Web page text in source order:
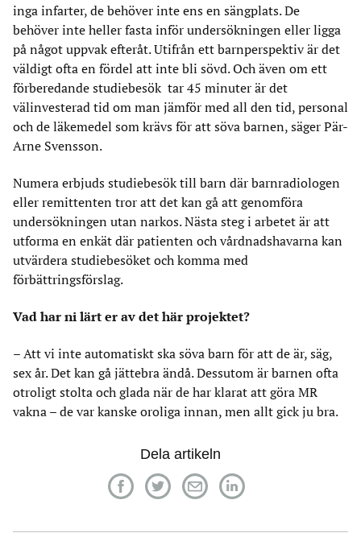
inga infarter, de behöver inte ens en sängplats. De
behöver inte heller fasta inför undersökningen eller ligga
på något uppvak efteråt. Utifrån ett barnperspektiv är det
väldigt ofta en fördel att inte bli sövd. Och även om ett
förberedande studiebesök tar 45 minuter är det
välinvesterad tid om man jämför med all den tid, personal
och de läkemedel som krävs för att söva barnen, säger Pär-
Arne Svensson.
Numera erbjuds studiebesök till barn där barnradiologen
eller remittenten tror att det kan gå att genomföra
undersökningen utan narkos. Nästa steg i arbetet är att
utforma en enkät där patienten och vårdnadshavarna kan
utvärdera studiebesöket och komma med
förbättringsförslag.
Vad har ni lärt er av det här projektet?
– Att vi inte automatiskt ska söva barn för att de är, säg,
sex år. Det kan gå jättebra ändå. Dessutom är barnen ofta
otroligt stolta och glada när de har klarat att göra MR
vakna – de var kanske oroliga innan, men allt gick ju bra.
Dela artikeln